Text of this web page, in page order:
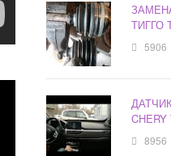
ТИГГО
5906
8956